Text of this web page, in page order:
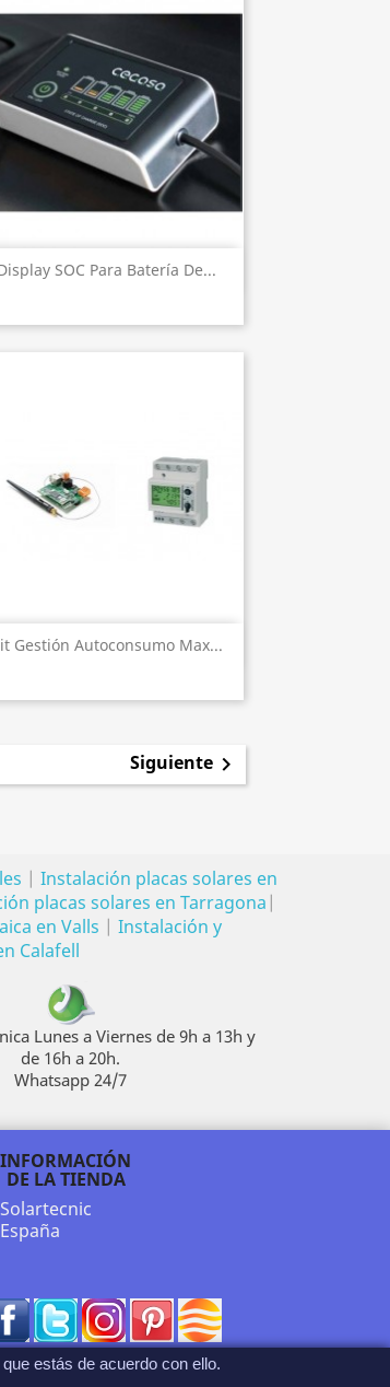
estás de acuerdo con ello.
SOC Para Batería De...
Vista rápida
Gestión Autoconsumo Max...
Vista rápida
Siguiente
| Instalación placas solares en
placas solares en Tarragona |
en Valls | Instalación y
Calafell
Lunes a Viernes de 9h a 13h y
de 16h a 20h.
Whatsapp 24/7
INFORMACIÓN
DE LA TIENDA
Solartecnic
España
FacebookTwitter Rss Pinterest